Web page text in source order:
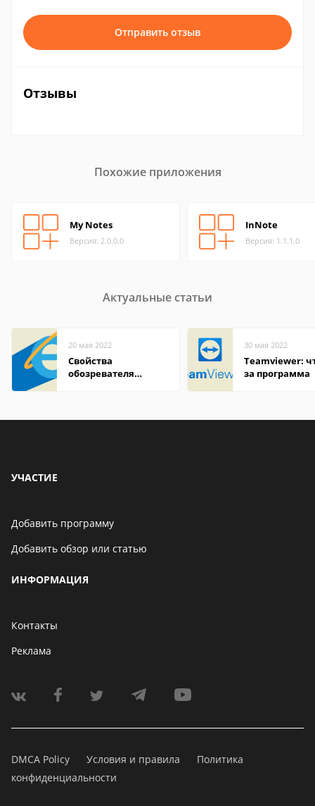
Отправить отзыв
Отзывы
Похожие приложения
My Notes
Версия: 2.0.0.0
InNote
Версия: 1.1.1.0
Актуальные статьи
20 мая 2022
Свойства
обозревателя
30 мая 2022
Teamviewer:
за программа
УЧАСТИЕ
Добавить программу
Добавить обзор или статью
ИНФОРМАЦИЯ
Контакты
Реклама
DMCA Policy Условия и правила
Политика
конфиденциальности